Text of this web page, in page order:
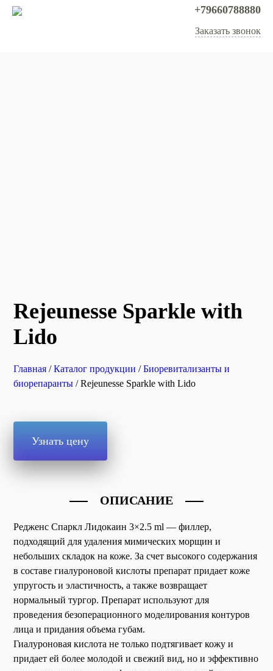
+79660788880
Заказать звонок
Rejeunesse Sparkle with
Lido
Главная /Каталог продукции /Биоревитализанты и
биорепаранты / Rejeunesse Sparkle with Lido
Узнать цену
ОПИСАНИЕ
Редженс Спаркл Лидокаин 3×2.5 ml — филлер,
подходящий для удаления мимических морщин и
небольших складок на коже. За счет высокого содержания
в составе гиалуроновой кислоты препарат придает коже
упругость и эластичность, а также возвращает
нормальный тургор. Препарат используют для
проведения безоперационного моделирования контуров
лица и придания объема губам.
Гиалуроновая кислота не только подтягивает кожу и
придает ей более молодой и свежий вид, но и эффективно